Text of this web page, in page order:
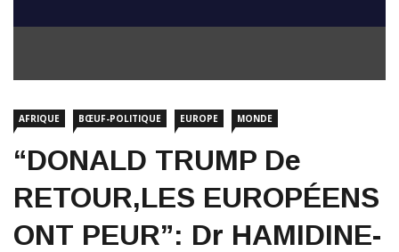
AFRIQUE BŒUF-POLITIQUE EUROPE MONDE
“DONALD TRUMP De
RETOUR,LES EUROPÉENS
ONT PEUR”: Dr HAMIDINE-